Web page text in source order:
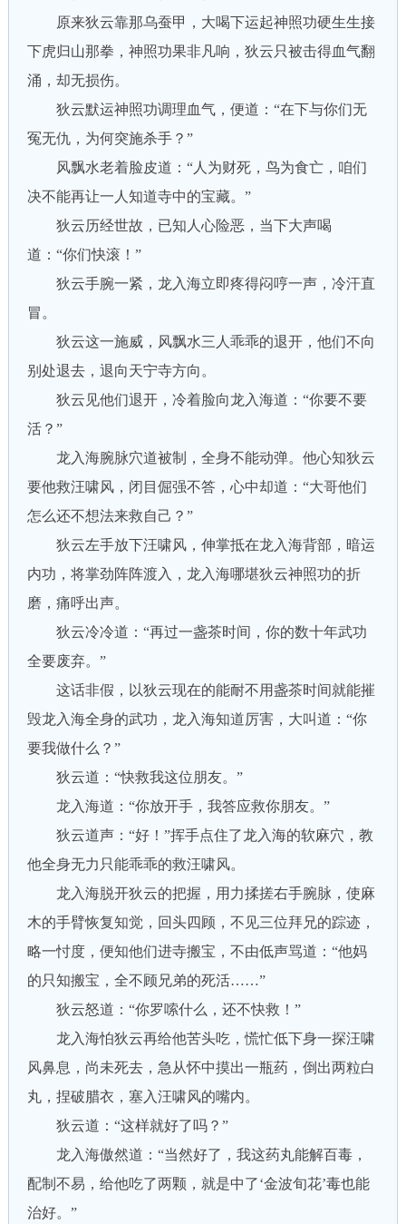
原来狄云靠那乌蚕甲，大喝下运起神照功硬生生接
下虎归山那拳，神照功果非凡响，狄云只被击得血气翻
涌，却无损伤。
狄云默运神照功调理血气，便道：“在下与你们无
冤无仇，为何突施杀手？”
风飘水老着脸皮道：“人为财死，鸟为食亡，咱们
决不能再让一人知道寺中的宝藏。”
狄云历经世故，已知人心险恶，当下大声喝
道：“你们快滚！”
狄云手腕一紧，龙入海立即疼得闷哼一声，冷汗直
冒。
狄云这一施威，风飘水三人乖乖的退开，他们不向
别处退去，退向天宁寺方向。
狄云见他们退开，冷着脸向龙入海道：“你要不要
活？”
龙入海腕脉穴道被制，全身不能动弹。他心知狄云
要他救汪啸风，闭目倔强不答，心中却道：“大哥他们
怎么还不想法来救自己？”
狄云左手放下汪啸风，伸掌抵在龙入海背部，暗运
内功，将掌劲阵阵渡入，龙入海哪堪狄云神照功的折
磨，痛呼出声。
狄云冷冷道：“再过一盏茶时间，你的数十年武功
全要废弃。”
这话非假，以狄云现在的能耐不用盏茶时间就能摧
毁龙入海全身的武功，龙入海知道厉害，大叫道：“你
要我做什么？”
狄云道：“快救我这位朋友。”
龙入海道：“你放开手，我答应救你朋友。”
狄云道声：“好！”挥手点住了龙入海的软麻穴，教
他全身无力只能乖乖的救汪啸风。
龙入海脱开狄云的把握，用力揉搓右手腕脉，使麻
木的手臂恢复知觉，回头四顾，不见三位拜兄的踪迹，
略一忖度，便知他们进寺搬宝，不由低声骂道：“他妈
的只知搬宝，全不顾兄弟的死活……”
狄云怒道：“你罗嗦什么，还不快救！”
龙入海怕狄云再给他苦头吃，慌忙低下身一探汪啸
风鼻息，尚未死去，急从怀中摸出一瓶药，倒出两粒白
丸，捏破腊衣，塞入汪啸风的嘴内。
狄云道：“这样就好了吗？”
龙入海傲然道：“当然好了，我这药丸能解百毒，
配制不易，给他吃了两颗，就是中了‘金波旬花’毒也能
治好。”